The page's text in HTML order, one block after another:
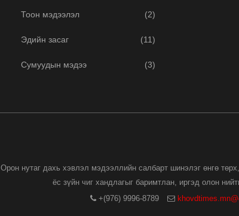
Тоон мэдээлэл (2)
Эдийн засаг (11)
Сумуудын мэдээ (3)
Орон нутаг дахь хэвлэл мэдээллийн салбарт шинэлэг өнгө
ёс зүйн чиг хандлагыг баримтлан, иргэд олон
+(976) 9996-8789